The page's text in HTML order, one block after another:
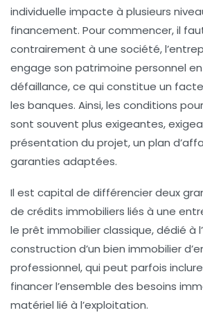
individuelle impacte à plusieurs
financement. Pour commencer, il
contrairement à une société,
engage son patrimoine personnel
défaillance, ce qui constitue un
les banques. Ainsi, les conditions pour
sont souvent plus exigeantes,
présentation du projet, un plan
garanties adaptées.
Il est capital de différencier deux
de crédits immobiliers liés à une
le prêt immobilier classique, dédié à
construction d’un bien immobilier
professionnel, qui peut parfois
financer l’ensemble des besoins
matériel lié à l’exploitation.